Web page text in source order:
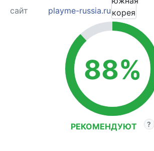
сайт
playme-russia.ru
88%
РЕКОМЕНДУЮТ